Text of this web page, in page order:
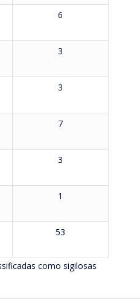
6
3
3
7
3
1
53
como sigilosas